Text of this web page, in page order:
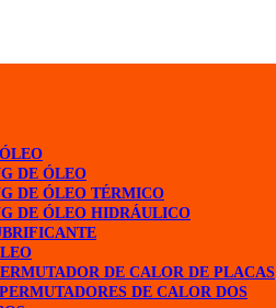
DE ÓLEO
DE ÓLEO TÉRMICO
DE ÓLEO HIDRÁULICO
DE CALOR DE PLACAS
DE CALOR DOS